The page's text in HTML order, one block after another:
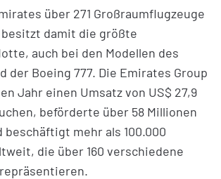
über 271 Großraumflugzeuge
damit die größte
auch bei den Modellen des
der Boeing 777. Die Emirates Group
Jahr einen Umsatz von US$ 27,9
beförderte über 58 Millionen
beschäftigt mehr als 100.000
die über 160 verschiedene